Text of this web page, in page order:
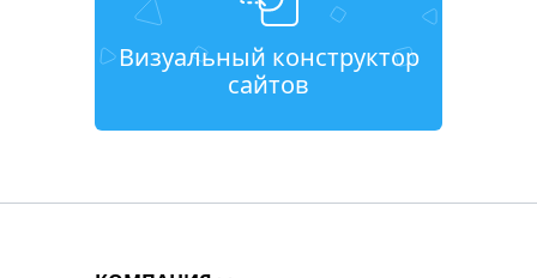
Визуальный конструктор
сайтов